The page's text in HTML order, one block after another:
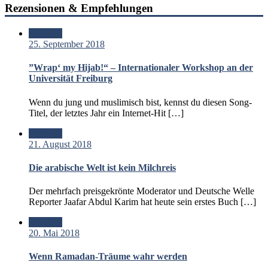
Rezensionen & Empfehlungen
25. September 2018
”Wrap‘ my Hijab!“ – Internationaler Workshop an der
Universität Freiburg
Wenn du jung und muslimisch bist, kennst du diesen Song-
Titel, der letztes Jahr ein Internet-Hit […]
21. August 2018
Die arabische Welt ist kein Milchreis
Der mehrfach preisgekrönte Moderator und Deutsche Welle
Reporter Jaafar Abdul Karim hat heute sein erstes Buch […]
20. Mai 2018
Wenn Ramadan-Träume wahr werden